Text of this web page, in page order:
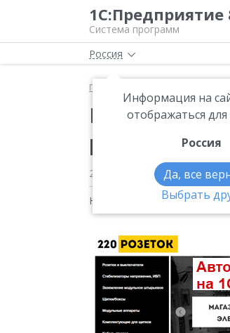
1С:Предприятие
Система программ
Россия
Информация на
отображаться
Россия
Да, все
Выбрать
Главная Как
Как
розеток» —
23.10.2020
Новости на тему: